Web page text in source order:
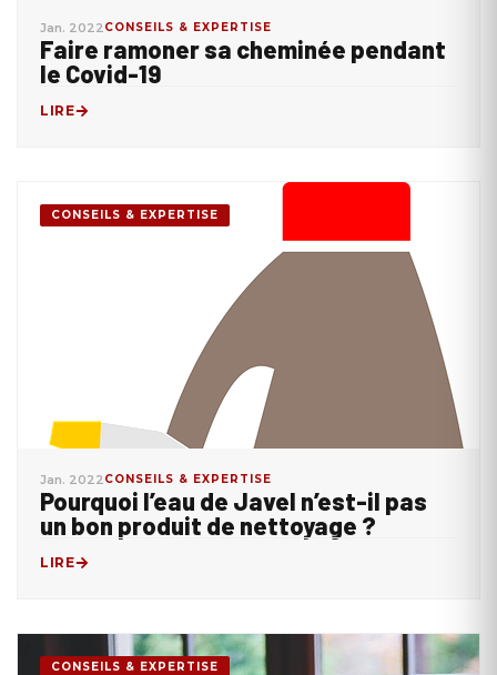
Jan. 2022CONSEILS & EXPERTISE
Faire ramoner sa cheminée pendant
le Covid-19
LIRE
CONSEILS & EXPERTISE
Jan. 2022CONSEILS & EXPERTISE
Pourquoi l’eau de Javel n’est-il pas
un bon produit de nettoyage ?
LIRE
CONSEILS & EXPERTISE